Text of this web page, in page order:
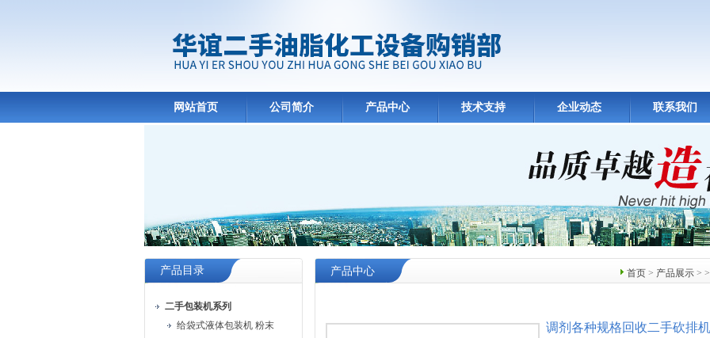
网站首页 公司简介 产品中心 技术支持 企业动态 联系我们
产品目录
二手包装机系列
给袋式液体包装机 粉末
首页 > 产品展示 > >
产品中心
调剂各种规格回收二手砍排机